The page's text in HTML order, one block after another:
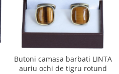
Butoni camasa barbati LINTA
auriu ochi de tigru rotund